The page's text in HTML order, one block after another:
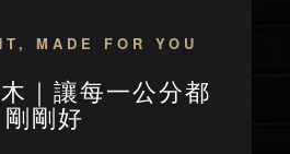
MADE FOR YOU
｜讓每一公分都
剛剛好